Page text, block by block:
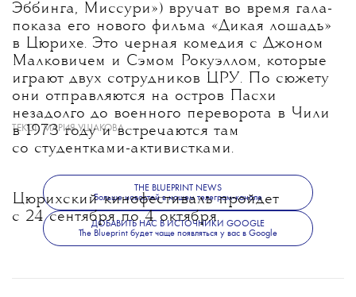
Эббинга, Миссури») вручат во время гала-
показа его нового фильма «Дикая лошадь»
в Цюрихе. Это черная комедия с Джоном
Малковичем и Сэмом Рокуэллом, которые
играют двух сотрудников ЦРУ. По сюжету
они отправляются на остров Пасхи
незадолго до военного переворота в Чили
в 1973 году и встречаются там
со студентками-активистками.
Цюрихский кинофестиваль пройдет
с 24 сентября по 4 октября.
ТЕКСТ:МАРИЯ УШАКОВА
THE BLUEPRINT NEWS
Больше новостей в нашем телеграм-канале
ДОБАВИТЬ НАС В ИСТОЧНИКИ GOOGLE
The Blueprint будет чаще появляться у вас в Google